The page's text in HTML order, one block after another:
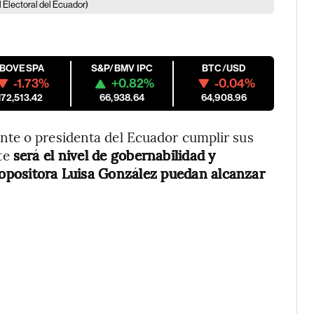
Electoral del Ecuador)
-1.73%
S&P/BMV IPC
+0.82%
66,938.64
BTC/USD
-0.04%
64,908.96
o presidenta del Ecuador cumplir sus
será el nivel de gobernabilidad y
Luisa González puedan alcanzar